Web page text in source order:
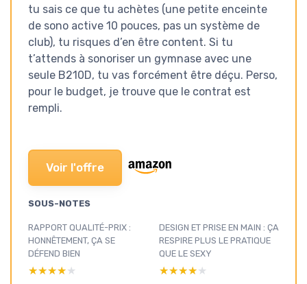
tu sais ce que tu achètes (une petite enceinte
de sono active 10 pouces, pas un système de
club), tu risques d’en être content. Si tu
t’attends à sonoriser un gymnase avec une
seule B210D, tu vas forcément être déçu. Perso,
pour le budget, je trouve que le contrat est
rempli.
Voir l'offre
SOUS-NOTES
RAPPORT QUALITÉ-PRIX :
HONNÊTEMENT, ÇA SE
DÉFEND BIEN
★★★★★
★★★★★
DESIGN ET PRISE EN MAIN : ÇA
RESPIRE PLUS LE PRATIQUE
QUE LE SEXY
★★★★★
★★★★★